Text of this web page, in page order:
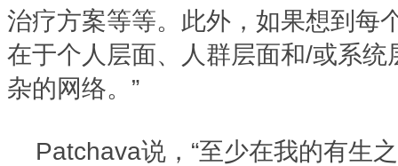
治疗方案等等。此外，如果想到每
在于个人层面、人群层面和/或系
杂的网络。”
Patchava说，“至少在我的有生